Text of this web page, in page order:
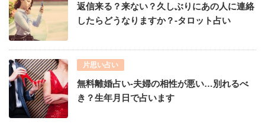
返信来る？来ない？久しぶりにあの人に連絡
したらどうなりますか？-タロット占い
片思い占い
無料離婚占い-夫婦の相性が悪い…別れるべ
き？生年月日で占います